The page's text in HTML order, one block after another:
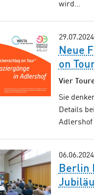
wird…
29.07.2024
Neue
on
Vier
Sie
Details
Adlershof
06.06.2024
Berlin